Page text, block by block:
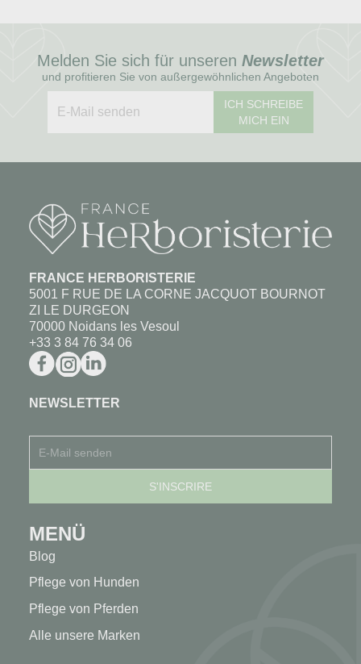
Melden Sie sich für unseren Newsletter
und profitieren Sie von außergewöhnlichen Angeboten
ICH SCHREIBE
MICH EIN
FRANCE HERBORISTERIE
5001 F RUE DE LA CORNE JACQUOT BOURNOT
ZI LE DURGEON
70000 Noidans les Vesoul
+33 3 84 76 34 06
NEWSLETTER
MENÜ
Blog
Pflege von Hunden
Pflege von Pferden
Alle unsere Marken